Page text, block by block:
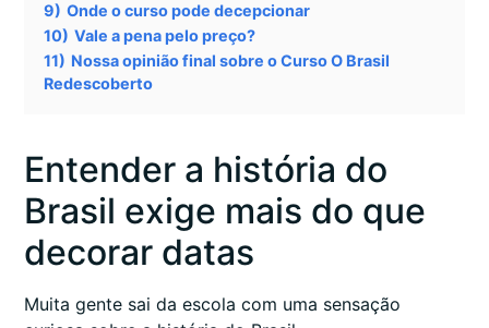
9) Onde o curso pode decepcionar
10) Vale a pena pelo preço?
11) Nossa opinião final sobre o Curso O Brasil
Redescoberto
Entender a história do
Brasil exige mais do que
decorar datas
Muita gente sai da escola com uma sensação